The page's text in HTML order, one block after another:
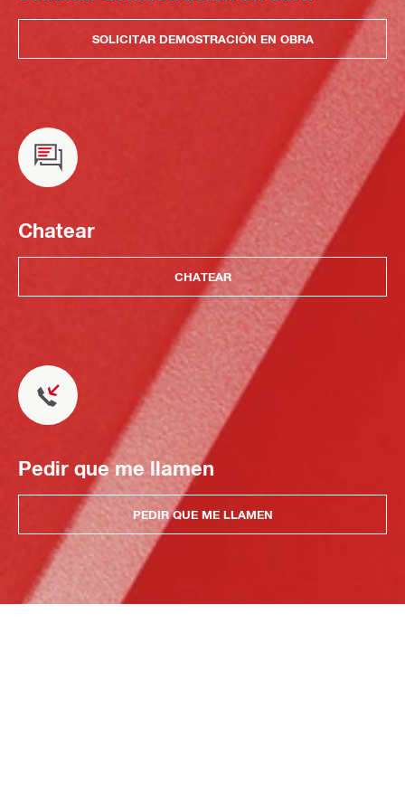
SOLICITAR DEMOSTRACIÓN EN OBRA
Chatear
CHATEAR
Pedir que me llamen
PEDIR QUE ME LLAMEN